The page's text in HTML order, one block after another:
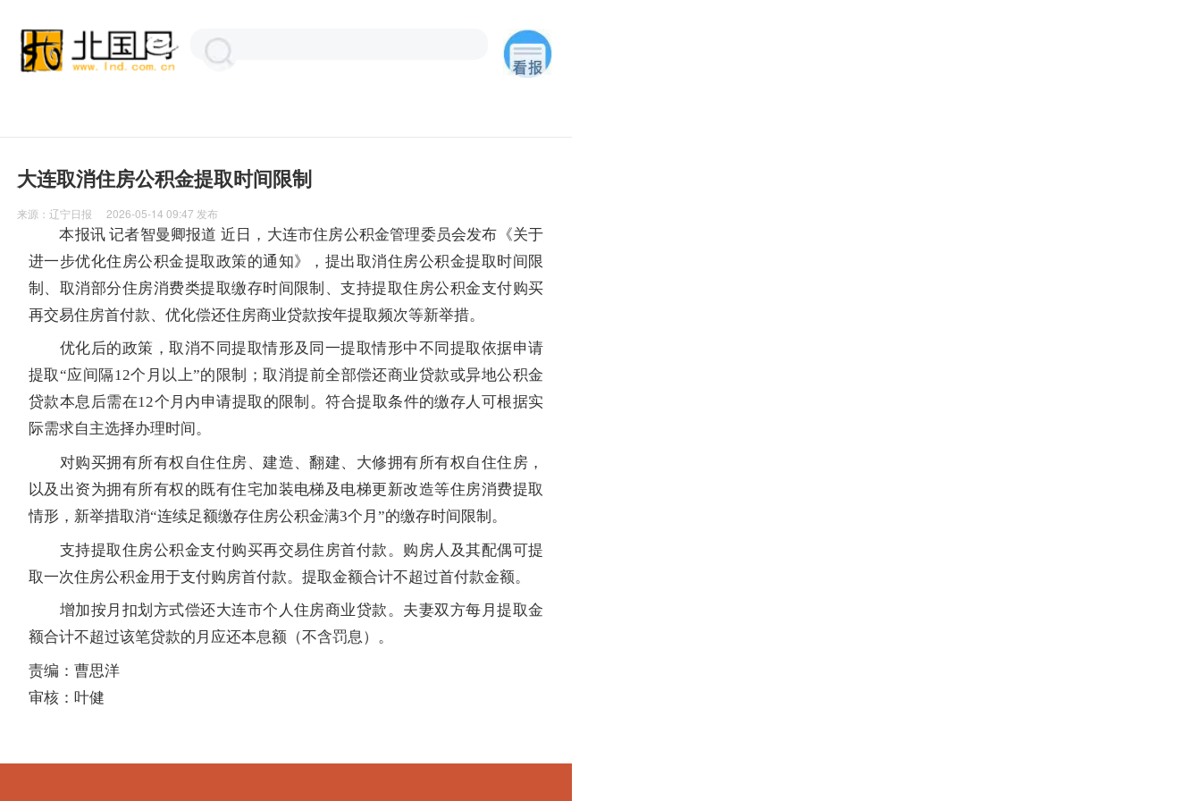
大连取消住房公积金提取时间限制
来源：辽宁日报 2026-05-14 09:47 发布
本报讯 记者智曼卿报道 近日，大连市住房公积金管理委员会发布《关于
进一步优化住房公积金提取政策的通知》，提出取消住房公积金提取时间限
制、取消部分住房消费类提取缴存时间限制、支持提取住房公积金支付购买
再交易住房首付款、优化偿还住房商业贷款按年提取频次等新举措。
优化后的政策，取消不同提取情形及同一提取情形中不同提取依据申请
提取“应间隔12个月以上”的限制；取消提前全部偿还商业贷款或异地公积金
贷款本息后需在12个月内申请提取的限制。符合提取条件的缴存人可根据实
际需求自主选择办理时间。
对购买拥有所有权自住住房、建造、翻建、大修拥有所有权自住住房，
以及出资为拥有所有权的既有住宅加装电梯及电梯更新改造等住房消费提取
情形，新举措取消“连续足额缴存住房公积金满3个月”的缴存时间限制。
支持提取住房公积金支付购买再交易住房首付款。购房人及其配偶可提
取一次住房公积金用于支付购房首付款。提取金额合计不超过首付款金额。
增加按月扣划方式偿还大连市个人住房商业贷款。夫妻双方每月提取金
额合计不超过该笔贷款的月应还本息额（不含罚息）。
责编：曹思洋
审核：叶健